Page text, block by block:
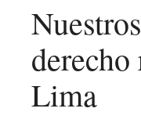
Lima